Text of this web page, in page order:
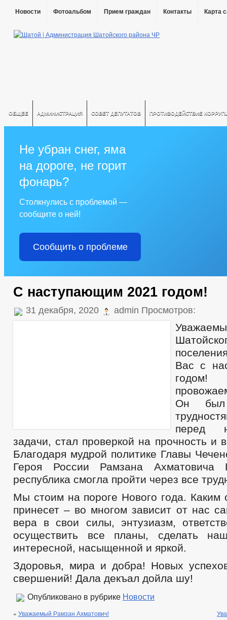
Новости Фотоальбом Прием граждан Контакты Карта
ОБЩЕЕ АДМИНИСТРАЦИЯ СОВЕТ ДЕПУТАТОВ ПРОТИВОДЕЙСТВИЕ
Не убран снег, яма
на дороге, не горит
фонарь?
Столкнулись с проблемой —
сообщите о ней!
Сообщить о проблеме
С наступающим 2021 годом!
31 декабря, 2020 admin Просмотров:
Вас с
Он
перед
задачи, стал проверкой на прочность и
Благодаря мудрой политике Главы
Героя России Рамзана Ахматовича
республика смогла пройти через все
Мы стоим на пороге Нового года. Каким
принесет – во многом зависит от нас
вера в свои силы, энтузиазм,
осуществить все планы, сделать
интересной, насыщенной и яркой.
Здоровья, мира и добра! Новых
свершений! Дала декъал дойла шу!
Опубликовано в рубрике Новости
« Уважаемый Рамзан Ахматович!